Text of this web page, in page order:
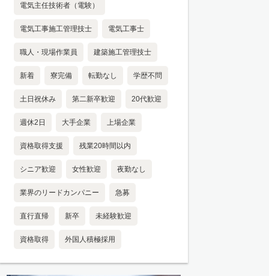
電気主任技術者（電験）
電気工事施工管理技士 電気工事士
職人・現場作業員 建築施工管理技士
新着 寮完備 転勤なし 学歴不問
土日祝休み 第二新卒歓迎 20代歓迎
週休2日 大手企業 上場企業
資格取得支援 残業20時間以内
シニア歓迎 女性歓迎 夜勤なし
業界のリードカンパニー 急募
直行直帰 新卒 未経験歓迎
資格取得 外国人積極採用